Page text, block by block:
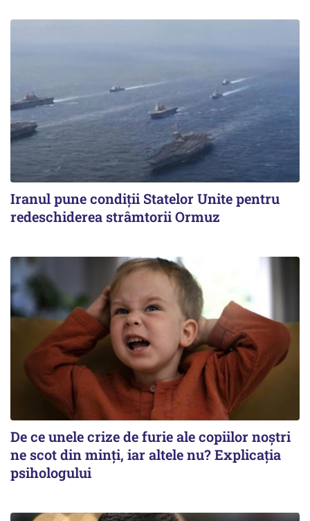
Iranul pune condiții Statelor Unite pentru
redeschiderea strâmtorii Ormuz
De ce unele crize de furie ale copiilor noștri
ne scot din minți, iar altele nu? Explicația
psihologului